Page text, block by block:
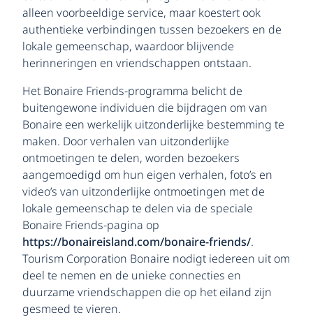
alleen voorbeeldige service, maar koestert ook
authentieke verbindingen tussen bezoekers en de
lokale gemeenschap, waardoor blijvende
herinneringen en vriendschappen ontstaan.
Het Bonaire Friends-programma belicht de
buitengewone individuen die bijdragen om van
Bonaire een werkelijk uitzonderlijke bestemming te
maken. Door verhalen van uitzonderlijke
ontmoetingen te delen, worden bezoekers
aangemoedigd om hun eigen verhalen, foto’s en
video’s van uitzonderlijke ontmoetingen met de
lokale gemeenschap te delen via de speciale
Bonaire Friends-pagina op
https://bonaireisland.com/bonaire-friends/.
Tourism Corporation Bonaire nodigt iedereen uit om
deel te nemen en de unieke connecties en
duurzame vriendschappen die op het eiland zijn
gesmeed te vieren.